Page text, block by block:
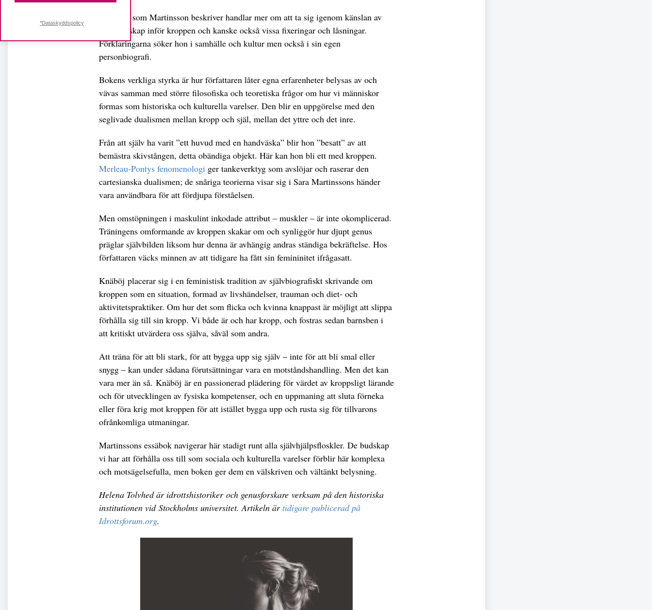
Den resa som Martinsson beskriver handlar mer om att ta sig igenom känslan av
främlingskap inför kroppen och kanske också vissa fixeringar och låsningar.
Förklaringarna söker hon i samhälle och kultur men också i sin egen
personbiografi.
Bokens verkliga styrka är hur författaren låter egna erfarenheter belysas av och
vävas samman med större filosofiska och teoretiska frågor om hur vi människor
formas som historiska och kulturella varelser. Den blir en uppgörelse med den
seglivade dualismen mellan kropp och själ, mellan det yttre och det inre.
Från att själv ha varit ”ett huvud med en handväska” blir hon ”besatt” av att
bemästra skivstången, detta obändiga objekt. Här kan hon bli ett med kroppen.
Merleau-Pontys fenomenologi ger tankeverktyg som avslöjar och raserar den
cartesianska dualismen; de snåriga teorierna visar sig i Sara Martinssons händer
vara användbara för att fördjupa förståelsen.
Men omstöpningen i maskulint inkodade attribut – muskler – är inte okomplicerad.
Träningens omformande av kroppen skakar om och synliggör hur djupt genus
präglar självbilden liksom hur denna är avhängig andras ständiga bekräftelse. Hos
författaren väcks minnen av att tidigare ha fått sin femininitet ifrågasatt.
Knäböj placerar sig i en feministisk tradition av självbiografiskt skrivande om
kroppen som en situation, formad av livshändelser, trauman och diet- och
aktivitetspraktiker. Om hur det som flicka och kvinna knappast är möjligt att slippa
förhålla sig till sin kropp. Vi både är och har kropp, och fostras sedan barnsben i
att kritiskt utvärdera oss själva, såväl som andra.
Att träna för att bli stark, för att bygga upp sig själv – inte för att bli smal eller
snygg – kan under sådana förutsättningar vara en motståndshandling. Men det kan
vara mer än så. Knäböj är en passionerad plädering för värdet av kroppsligt lärande
och för utvecklingen av fysiska kompetenser, och en uppmaning att sluta förneka
eller föra krig mot kroppen för att istället bygga upp och rusta sig för tillvarons
ofrånkomliga utmaningar.
Martinssons essäbok navigerar här stadigt runt alla självhjälpsfloskler. De budskap
vi har att förhålla oss till som sociala och kulturella varelser förblir här komplexa
och motsägelsefulla, men boken ger dem en välskriven och vältänkt belysning.
Helena Tolvhed är idrottshistoriker och genusforskare verksam på den historiska
institutionen vid Stockholms universitet. Artikeln ärtidigare publicerad på
Idrottsforum.org.
*Dataskyddspolicy